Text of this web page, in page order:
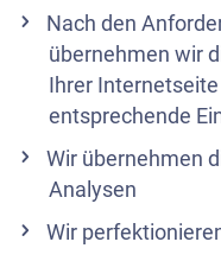
Nach den
übernehmen wir
Ihrer
entsprechende
Wir übernehmen
Analysen
Wir